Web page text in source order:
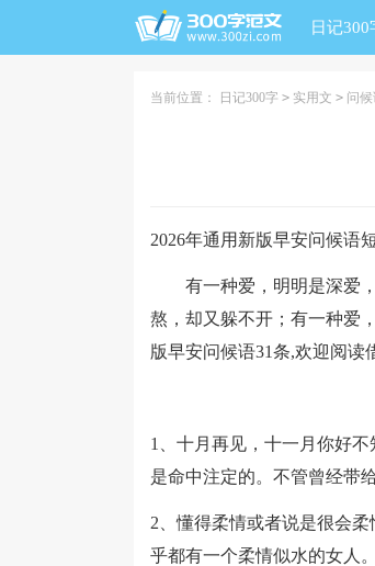
日记300
当前位置： 日记300字 > 实用文 > 问
2026年通用新版早安问候语
有一种爱，明明是深爱，
熬，却又躲不开；有一种爱
版早安问候语31条,欢迎阅读
1、十月再见，十一月你好
是命中注定的。不管曾经带
2、懂得柔情或者说是很会
乎都有一个柔情似水的女人